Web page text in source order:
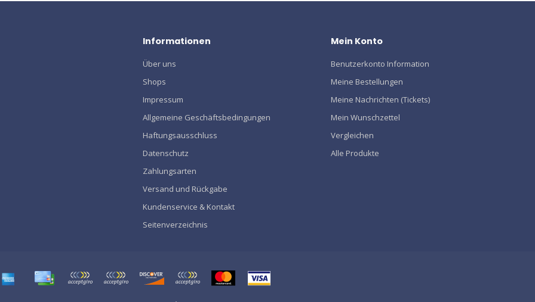
Informationen
Über uns
Shops
Impressum
Allgemeine Geschäftsbedingungen
Haftungsausschluss
Datenschutz
Zahlungsarten
Versand und Rückgabe
Kundenservice & Kontakt
Seitenverzeichnis
Mein Konto
Benutzerkonto Information
Meine Bestellungen
Meine Nachrichten (Tickets)
Mein Wunschzettel
Vergleichen
Alle Produkte